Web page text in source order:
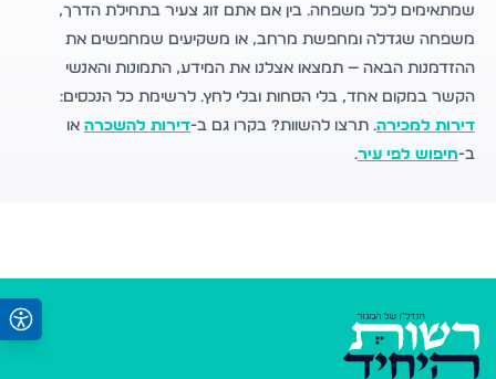
שמתאימים לכל משפחה. בין אם אתם זוג צעיר בתחילת הדרך,
משפחה שגדלה ומחפשת מרחב, או משקיעים שמחפשים את
ההזדמנות הבאה — תמצאו אצלנו את המידע, התמונות והאנשי
הקשר במקום אחד, בלי הסחות ובלי לחץ. לרשימת כל הנכסים:
דירות למכירה. תרצו להשוות? בקרו גם ב-דירות להשכרה או
ב-חיפוש לפי עיר.